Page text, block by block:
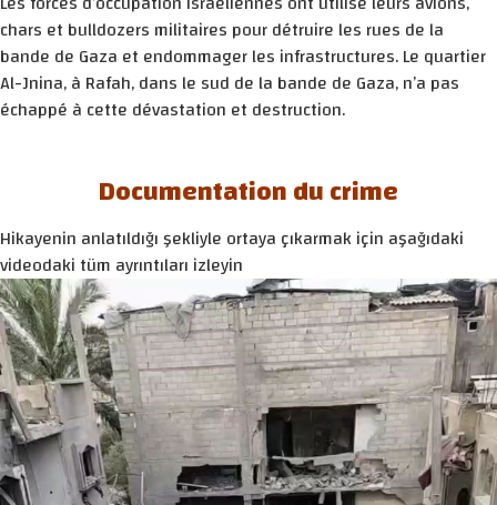
chars et bulldozers militaires pour détruire les rues de la
bande de Gaza et endommager les infrastructures. Le quartier
Al-Jnina, à Rafah, dans le sud de la bande de Gaza, n’a pas
échappé à cette dévastation et destruction.
Documentation du crime
Hikayenin anlatıldığı şekliyle ortaya çıkarmak için aşağıdaki
videodaki tüm ayrıntıları izleyin